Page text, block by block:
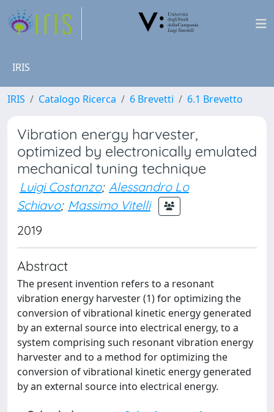
IRIS
IRIS Catalogo Ricerca 6 Brevetti 6.1 Brevetto
Vibration energy harvester,
optimized by electronically emulated
mechanical tuning technique
Luigi Costanzo; Alessandro Lo
Schiavo; Massimo Vitelli
2019
Abstract
The present invention refers to a resonant
vibration energy harvester (1) for optimizing the
conversion of vibrational kinetic energy generated
by an external source into electrical energy, to a
system comprising such resonant vibration energy
harvester and to a method for optimizing the
conversion of vibrational kinetic energy generated
by an external source into electrical energy.